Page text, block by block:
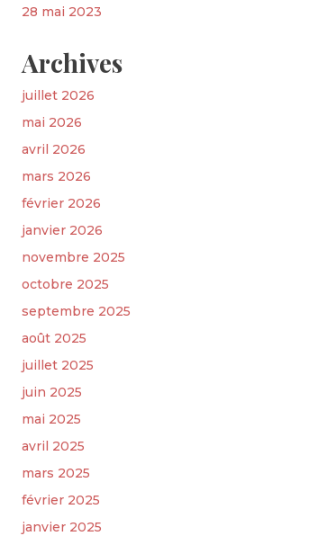
28 mai 2023
Archives
juillet 2026
mai 2026
avril 2026
mars 2026
février 2026
janvier 2026
novembre 2025
octobre 2025
septembre 2025
août 2025
juillet 2025
juin 2025
mai 2025
avril 2025
mars 2025
février 2025
janvier 2025